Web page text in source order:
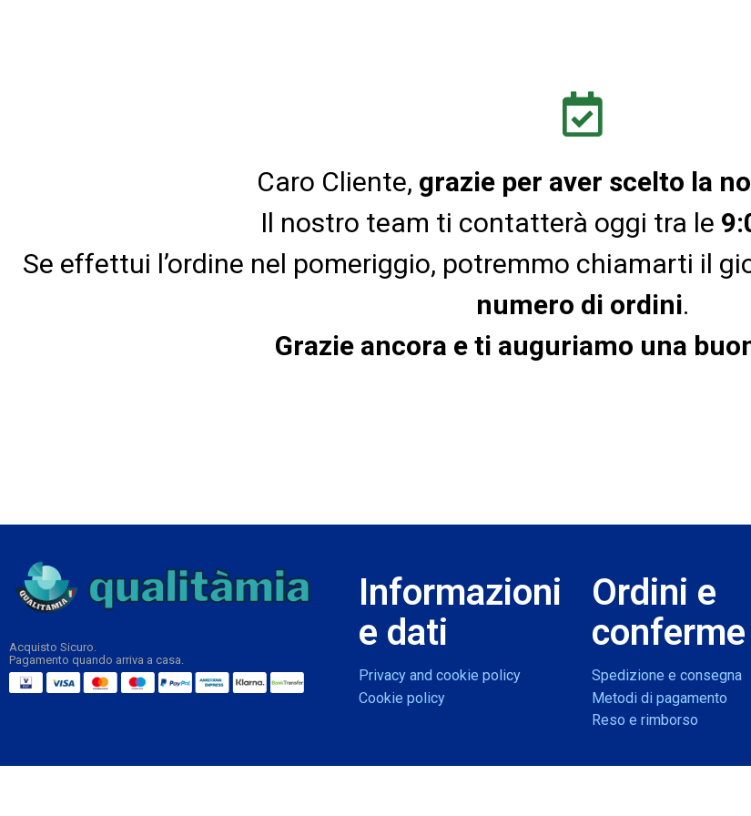
Caro Cliente, grazie per aver scelto la
Il nostro team ti contatterà oggi tra le
Se effettui l’ordine nel pomeriggio, potremmo chiamarti il
numero di ordini.
Grazie ancora e ti auguriamo una
Acquisto Sicuro.
Pagamento quando arriva a casa.
Informazioni
e dati
Privacy and cookie policy
Cookie policy
Ordini e
conferme
Spedizione e consegna
Metodi di pagamento
Reso e rimborso